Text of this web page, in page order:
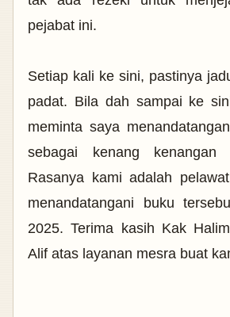
pejabat ini.
Setiap kali ke sini, pastinya
padat. Bila dah sampai ke
meminta saya
sebagai kenang
Rasanya kami adalah
menandatangani buku
2025. Terima kasih Kak
Alif atas layanan mesra buat